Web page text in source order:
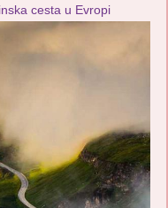
cesta u Evropi